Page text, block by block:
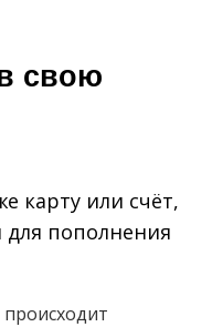
свою
карту или счёт,
пополнения